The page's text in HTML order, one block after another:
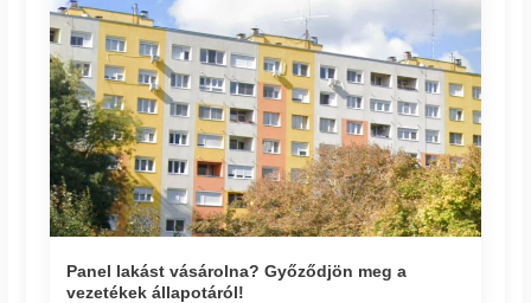
Panel lakást vásárolna? Győződjön meg a
vezetékek állapotáról!